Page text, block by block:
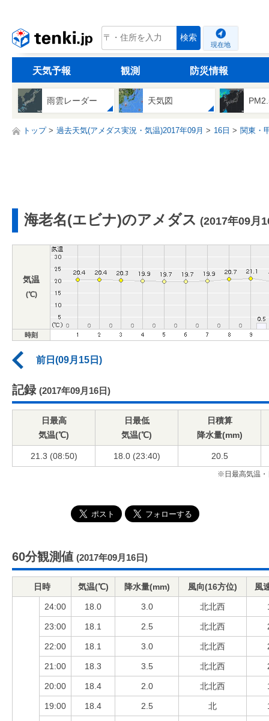
tenki.jp 検索
現在地
天気予報 観測 防災情報
雨雲レーダー 天気図
トップ 過去天気(アメダス実況・気温)2017年09月 16日 関東・
海老名(エビナ)のアメダス (2017年09月
気温
(℃)
時刻
前日(09月15日)
記録 (2017年09月16日)
日最高
気温(℃)
日最低
気温(℃)
日積算
降水量(mm)
21.3 (08:50) 18.0 (23:40) 20.5
※日最高気温・
60分観測値 (2017年09月16日)
日時 気温(℃) 降水量(mm) 風向(16方位) 風
24:00 18.0 3.0 北北西
23:00 18.1 2.5 北北西
22:00 18.1 3.0 北北西
21:00 18.3 3.5 北北西
20:00 18.4 2.0 北北西
19:00 18.4 2.5 北